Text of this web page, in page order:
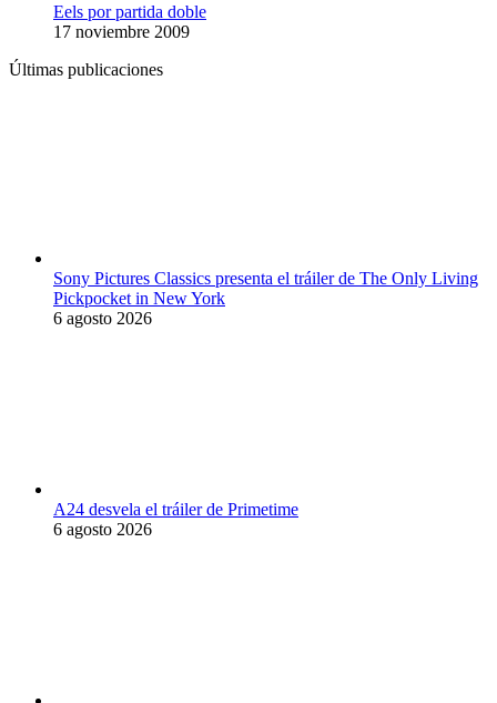
Eels por partida doble
17 noviembre 2009
Últimas publicaciones
Sony Pictures Classics presenta el tráiler de The Only Living
Pickpocket in New York
6 agosto 2026
A24 desvela el tráiler de Primetime
6 agosto 2026